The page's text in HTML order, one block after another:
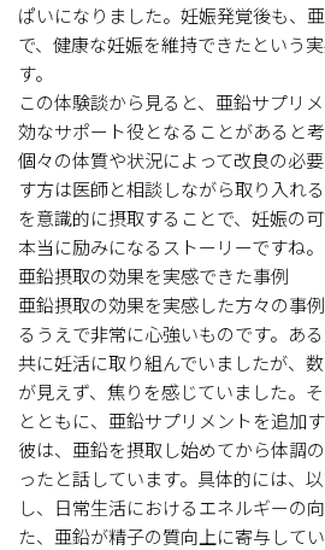
ぱいになりました。妊娠発覚後も、
で、健康な妊娠を維持できたという
す。
この体験談から見ると、亜鉛サプリ
効なサポート役となることがあると考
個々の体質や状況によって改良の必
す方は医師と相談しながら取り入れ
を意識的に摂取することで、妊娠の可
本当に励みになるストーリーですね。
亜鉛摂取の効果を実感できた事例
亜鉛摂取の効果を実感した方々の事
るうえで非常に心強いものです。あ
共に妊活に取り組んでいましたが、
が見えず、焦りを感じていました。
とともに、亜鉛サプリメントを追加
彼は、亜鉛を摂取し始めてから体調
ったと話しています。具体的には、
し、日常生活におけるエネルギーの
た、亜鉛が精子の質向上に寄与してい